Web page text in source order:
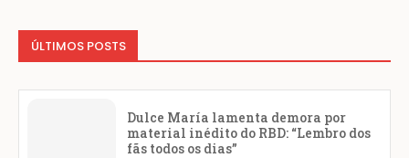
ÚLTIMOS POSTS
Dulce María lamenta demora por
material inédito do RBD: “Lembro dos
fãs todos os dias”